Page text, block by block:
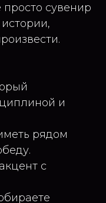
сувенир
и
рядом
с